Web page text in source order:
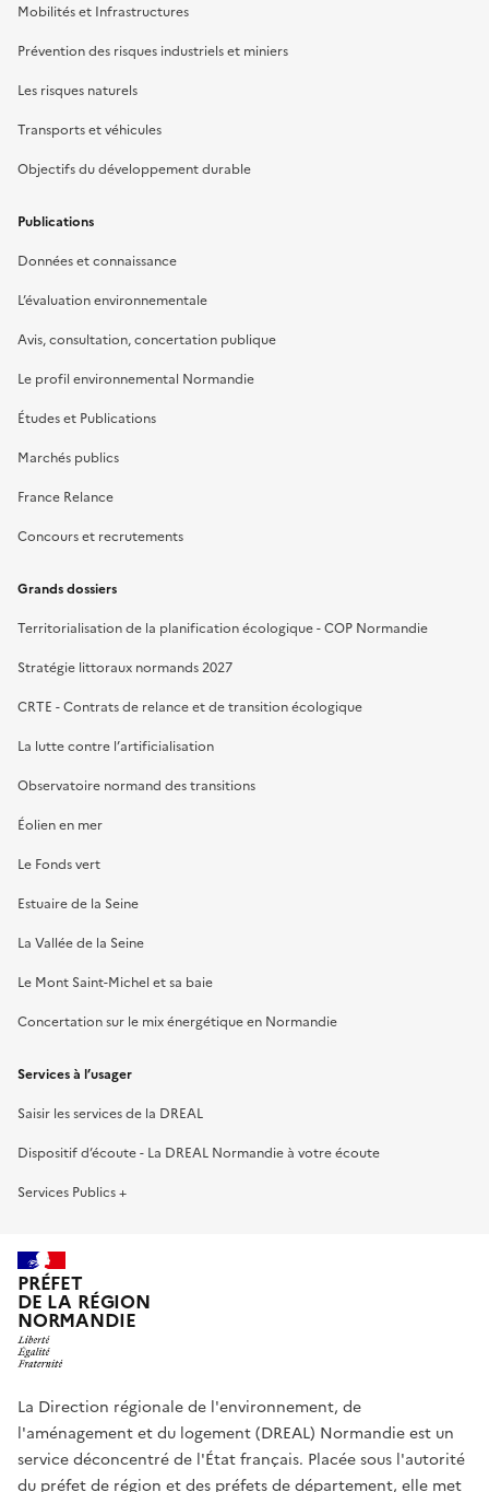
Mobilités et Infrastructures
Prévention des risques industriels et miniers
Les risques naturels
Transports et véhicules
Objectifs du développement durable
Publications
Données et connaissance
L’évaluation environnementale
Avis, consultation, concertation publique
Le profil environnemental Normandie
Études et Publications
Marchés publics
France Relance
Concours et recrutements
Grands dossiers
Territorialisation de la planification écologique - COP Normandie
Stratégie littoraux normands 2027
CRTE - Contrats de relance et de transition écologique
La lutte contre l’artificialisation
Observatoire normand des transitions
Éolien en mer
Le Fonds vert
Estuaire de la Seine
La Vallée de la Seine
Le Mont Saint-Michel et sa baie
Concertation sur le mix énergétique en Normandie
Services à l’usager
Saisir les services de la DREAL
Dispositif d’écoute - La DREAL Normandie à votre écoute
Services Publics +
PRÉFET
DE LA RÉGION
NORMANDIE
La Direction régionale de l'environnement, de
l'aménagement et du logement (DREAL) Normandie est un
service déconcentré de l'État français. Placée sous l'autorité
du préfet de région et des préfets de département, elle met